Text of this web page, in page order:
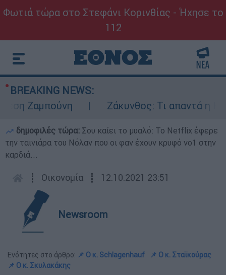
Φωτιά τώρα στο Στεφάνι Κορινθίας - Ήχησε το
112
BREAKING NEWS:
Ζαμπούνη
Ζάκυνθος: Τι απαντά η ΕΛΑΣ
δημοφιλές τώρα: Σου καίει το μυαλό: Το Netflix έφερε
την ταινιάρα του Νόλαν που οι φαν έχουν κρυφό νο1 στην
καρδιά...
┋ Οικονομία ┋ 12.10.2021 23:51
Newsroom
Ενότητες στο άρθρο: 📌 Ο κ. Schlagenhauf
📌 Ο κ. Σταϊκούρας
📌 Ο κ. Σκυλακάκης